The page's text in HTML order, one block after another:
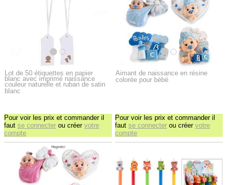
Lot de 50 étiquettes en papier
blanc avec imprimé naissance
couleur naturelle et ruban de satin
blanc
Pour voir les prix et commander il
faut se connecter ou créer votre
compte
Aimant de naissance en résine
colorée pour bébé
Pour voir les prix et commander il
fautse connecter ou créervotre
compte